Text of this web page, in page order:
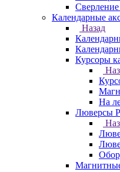
Сверление
Календарные
Назад
Курсоры
На
Люверсы